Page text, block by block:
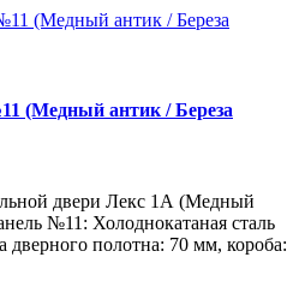
(Медный антик / Береза
двери Лекс 1А (Медный
№11: Холоднокатаная сталь
полотна: 70 мм, короба: